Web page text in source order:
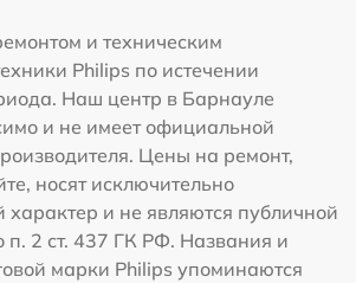
и техническим
Philips по истечении
Наш центр в Барнауле
и не имеет официальной
Цены на ремонт,
носят исключительно
характер и не являются публичной
п. 2 ст. 437 ГК РФ. Названия и
марки Philips упоминаются